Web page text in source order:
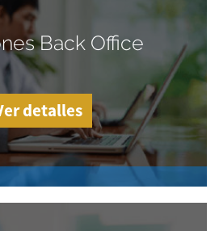
Back Office
detalles